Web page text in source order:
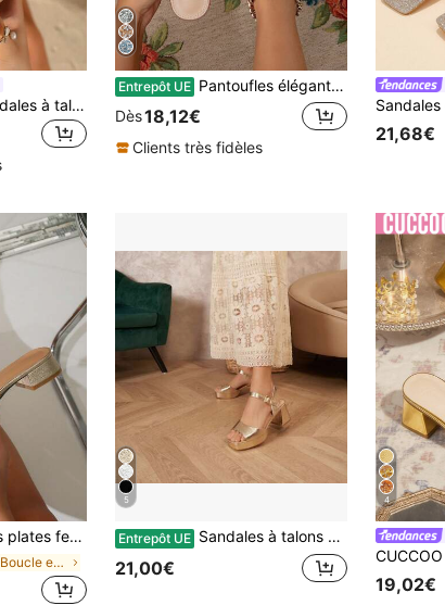
On feet& in love Sandales à talons hauts d'été pour femmes, mode élégante avec perles et paillettes, bout rond et ouvert, pour l'extérieur, polyvalentes pour le trajet domicile-travail, convenant pour assortir avec des robes
Entrepôt UE Pantoufles élégantes et décontractées pour femmes avec détails perlés, bout pointu, pantoufles plates pour femmes convenant à toutes les saisons
Dès18,12€
Clients très fidèles
21,68€
et polyvalentes antidérapantes, bordeaux. Tenues printemps été
de Boucle en métal Sandales pour femmes
5
Entrepôt UE Sandales à talons hauts minimalistes polyvalentes et décontractées pour l'été
21,00€
4
19,02€